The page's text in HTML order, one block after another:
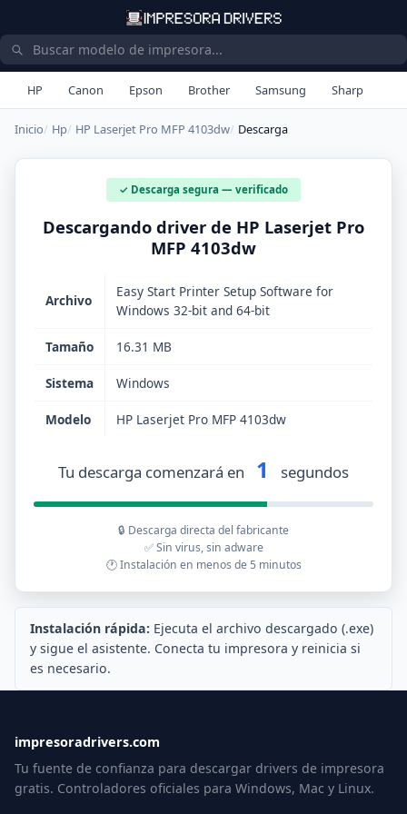
HP Canon Epson Brother Samsung Sharp
Inicio Hp HP Laserjet Pro MFP 4103dw Descarga
✓ Descarga segura — verificado
Descargando driver de HP Laserjet Pro
MFP 4103dw
Archivo
Easy Start Printer Setup Software for
Windows 32-bit and 64-bit
Tamaño 16.31 MB
Sistema Windows
Modelo HP Laserjet Pro MFP 4103dw
Tu descarga comenzará en 1 segundos
🔒 Descarga directa del fabricante
✅ Sin virus, sin adware
🕐 Instalación en menos de 5 minutos
Instalación rápida: Ejecuta el archivo descargado (.exe)
y sigue el asistente. Conecta tu impresora y reinicia si
es necesario.
impresoradrivers.com
Tu fuente de confianza para descargar drivers de impresora
gratis. Controladores oficiales para Windows, Mac y Linux.